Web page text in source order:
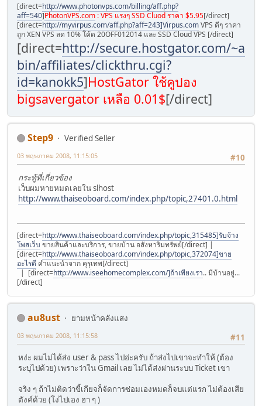
[direct=http://www.photonvps.com/billing/aff.php?
aff=540]PhotonVPS.com : VPS แรงๆ SSD Cluod ราคา $5.95[/direct]
[direct=http://myvirpus.com/aff.php?aff=243]Virpus.comVPS ดีๆ ราคา
ถูก XEN VPS ลด 10% โค้ด 20OFF012014 และ SSD Cloud VPS [/direct]
[direct=http://secure.hostgator.com/
bin/affiliates/clickthru.cgi?
id=kanokk5]HostGator ใช้คูปอง
bigsavergator เหลือ 0.01$[/direct]
Step9
Verified Seller
#10
03 พฤษภาคม 2008, 11:15:05
กระทู้ที่เกี่ยวข้อง
เว็บผมหายหมดเลยใน slhost
http://www.thaiseoboard.com/index.php/topic,27401.0.html
[direct=http://www.thaiseoboard.com/index.php/topic,315485]รับจ้าง
โพสเว็บ ขายสินค้าและบริการ, ขายบ้าน อสังหาริมทรัพย์[/direct] |
[direct=http://www.thaiseoboard.com/index.php/topic,372074]ขาย
อะไรดี คำแนะนำจาก คุรุเทพ[/direct]
| [direct=http://www.iseehomecomplex.com/]ถ้าเพียงเรา.. มีบ้านอยู่...
[/direct]
au8ust
ยามหน้าคลังแสง
#11
03 พฤษภาคม 2008, 11:15:58
หง่ะ ผมไม่ได้ส่ง user & pass ไปอ่ะครับ ถ้าส่งไปเขาจะทำให้ (ต้อง
ระบุไปด้วย) เพราะว่าใน Gmail เลย ไม่ได้ส่งผ่านระบบ Ticket เขา
จริง ๆ ถ้าไม่ติดว่าขี้เกียจก็จัดการซ่อมเองหมดก็จบแต่แรก ไม่ต้องเสีย
ตังค์ด้วย (โง่ไปเอง ฮา ๆ )